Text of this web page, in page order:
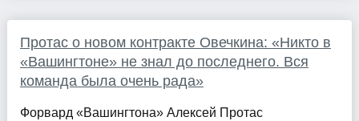
Протас о новом контракте Овечкина: «Никто в
«Вашингтоне» не знал до последнего. Вся
команда была очень рада»
Форвард «Вашингтона» Алексей Протас